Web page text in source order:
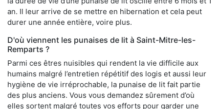
an. Il leur arrive de se mettre en hibernation et cela peut
durer une année entière, voire plus.
D'où viennent les punaises de lit à Saint-Mitre-les-
Remparts ?
Parmi ces êtres nuisibles qui rendent la vie difficile aux
humains malgré l’entretien répétitif des logis et aussi leur
hygiène de vie irréprochable, la punaise de lit fait partie
des plus anciens. Vous vous demandez sûrement d’où
elles sortent malgré toutes vos efforts pour garder une